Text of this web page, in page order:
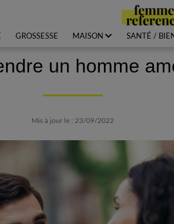
GROSSESSE MAISON SANTÉ /
un homme
Mis à jour le : 23/09/2022